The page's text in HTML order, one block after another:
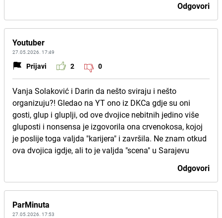
Odgovori
Youtuber
27.05.2026. 17:49
Prijavi 2 0
Vanja Solaković i Darin da nešto sviraju i nešto
organizuju?! Gledao na YT ono iz DKCa gdje su oni
gosti, glup i gluplji, od ove dvojice nebitnih jedino više
gluposti i nonsensa je izgovorila ona crvenokosa, kojoj
je poslije toga valjda "karijera" i završila. Ne znam otkud
ova dvojica igdje, ali to je valjda "scena" u Sarajevu
Odgovori
ParMinuta
27.05.2026. 17:53